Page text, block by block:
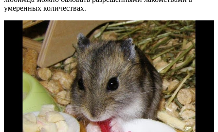
умеренных количествах.